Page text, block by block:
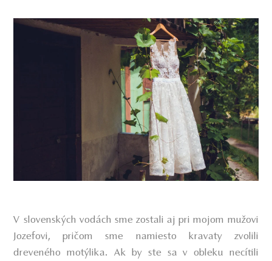
V slovenských vodách sme zostali aj pri mojom mužovi
Jozefovi, pričom sme namiesto kravaty zvolili
dreveného motýlika. Ak by ste sa v obleku necítili